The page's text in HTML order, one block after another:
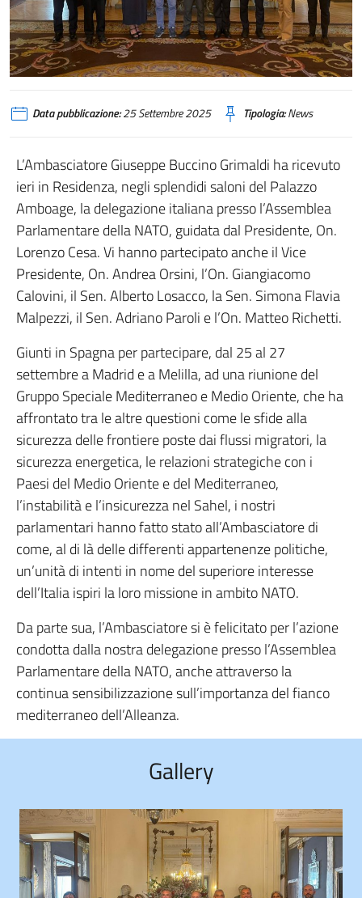
Data pubblicazione:25 Settembre 2025 Tipologia:News
L’Ambasciatore Giuseppe Buccino Grimaldi ha ricevuto
ieri in Residenza, negli splendidi saloni del Palazzo
Amboage, la delegazione italiana presso l’Assemblea
Parlamentare della NATO, guidata dal Presidente, On.
Lorenzo Cesa. Vi hanno partecipato anche il Vice
Presidente, On. Andrea Orsini, l’On. Giangiacomo
Calovini, il Sen. Alberto Losacco, la Sen. Simona Flavia
Malpezzi, il Sen. Adriano Paroli e l’On. Matteo Richetti.
Giunti in Spagna per partecipare, dal 25 al 27
settembre a Madrid e a Melilla, ad una riunione del
Gruppo Speciale Mediterraneo e Medio Oriente, che ha
affrontato tra le altre questioni come le sfide alla
sicurezza delle frontiere poste dai flussi migratori, la
sicurezza energetica, le relazioni strategiche con i
Paesi del Medio Oriente e del Mediterraneo,
l’instabilità e l’insicurezza nel Sahel, i nostri
parlamentari hanno fatto stato all’Ambasciatore di
come, al di là delle differenti appartenenze politiche,
un’unità di intenti in nome del superiore interesse
dell’Italia ispiri la loro missione in ambito NATO.
Da parte sua, l’Ambasciatore si è felicitato per l’azione
condotta dalla nostra delegazione presso l’Assemblea
Parlamentare della NATO, anche attraverso la
continua sensibilizzazione sull’importanza del fianco
mediterraneo dell’Alleanza.
Gallery